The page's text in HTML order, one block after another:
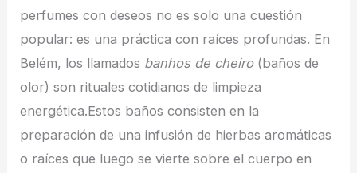
perfumes con deseos no es solo una cuestión
popular: es una práctica con raíces profundas. En
Belém, los llamados banhos de cheiro(baños de
olor) son rituales cotidianos de limpieza
energética.Estos baños consisten en la
preparación de una infusión de hierbas aromáticas
o raíces que luego se vierte sobre el cuerpo en